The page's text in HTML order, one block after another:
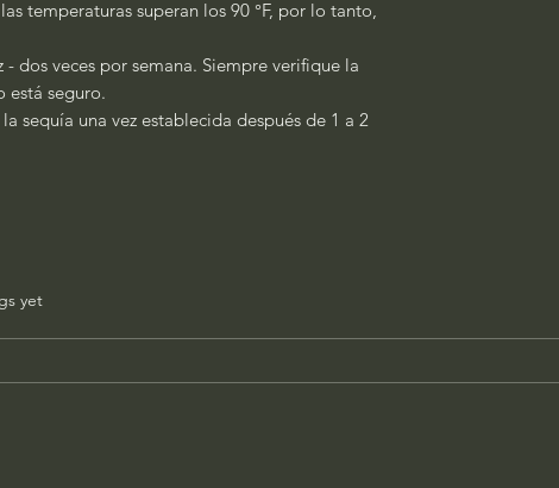
temperaturas superan los 90 °F, por lo tanto,
- dos veces por semana. Siempre verifique la
está seguro.
sequía una vez establecida después de 1 a 2
yet